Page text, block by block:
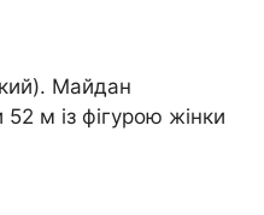
Майдан
м із фігурою жінки